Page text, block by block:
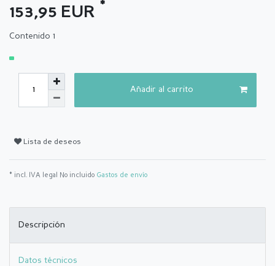
153,95 EUR *
Contenido 1
Añadir al carrito
Lista de deseos
* incl. IVA legal No incluido Gastos de envío
Descripción
Datos técnicos